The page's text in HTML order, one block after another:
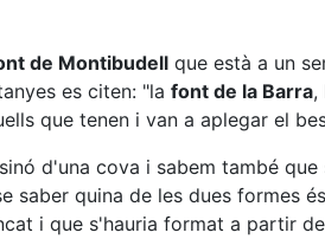
de Montibudell que està a un
es citen: "la font de la Barra,
que tenen i van a aplegar el
d'una cova i sabem també
saber quina de les dues formes
i que s'hauria format a partir